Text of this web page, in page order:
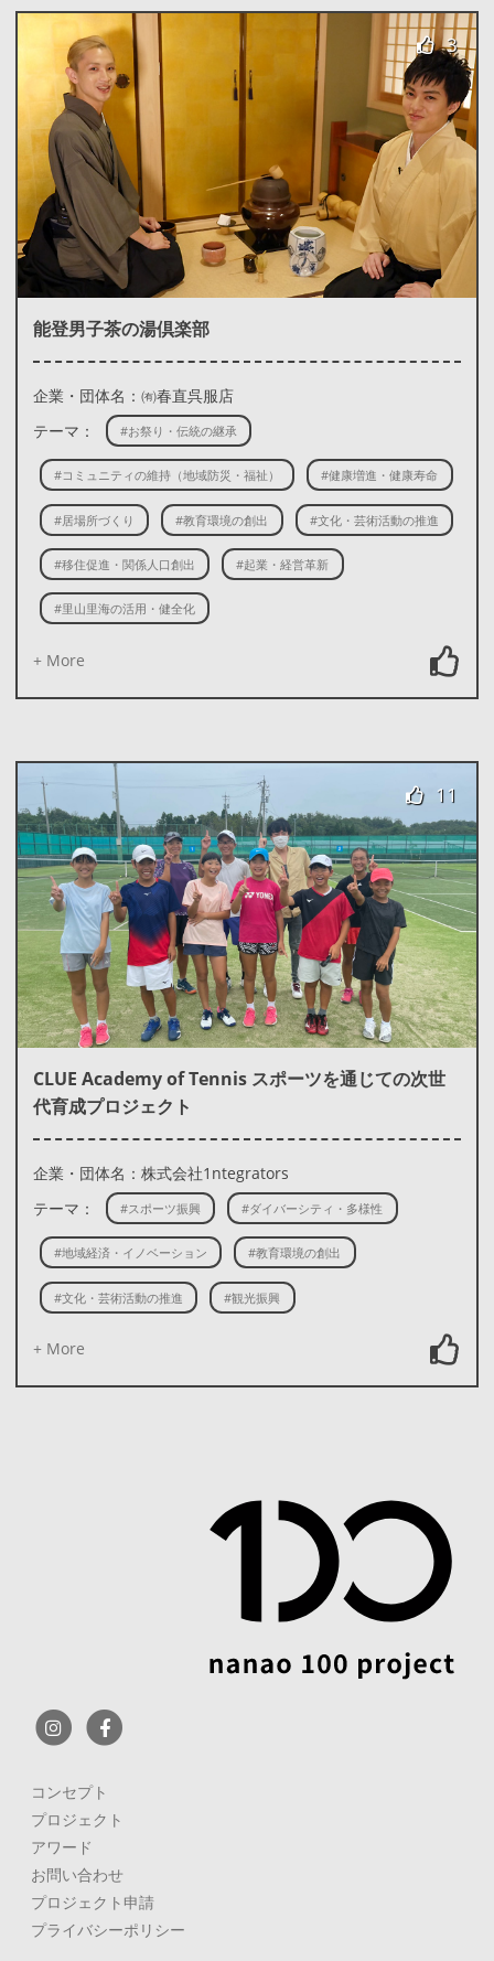
3
能登男子茶の湯倶楽部
企業・団体名：㈲春直呉服店
テーマ：
#お祭り・伝統の継承
#コミュニティの維持（地域防災・福祉） #健康増進・健康寿命
#居場所づくり #教育環境の創出 #文化・芸術活動の推進
#移住促進・関係人口創出 #起業・経営革新
#里山里海の活用・健全化
+ More
11
CLUE Academy of Tennis スポーツを通じての次世
代育成プロジェクト
企業・団体名：株式会社1ntegrators
テーマ：
#スポーツ振興 #ダイバーシティ・多様性
#地域経済・イノベーション #教育環境の創出
#文化・芸術活動の推進 #観光振興
+ More
コンセプト
プロジェクト
アワード
お問い合わせ
プロジェクト申請
プライバシーポリシー